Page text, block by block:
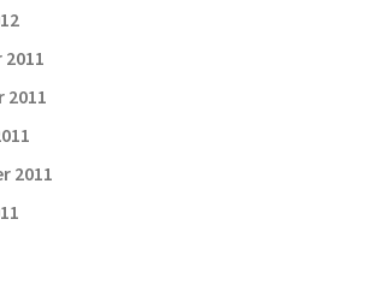
2011
2011